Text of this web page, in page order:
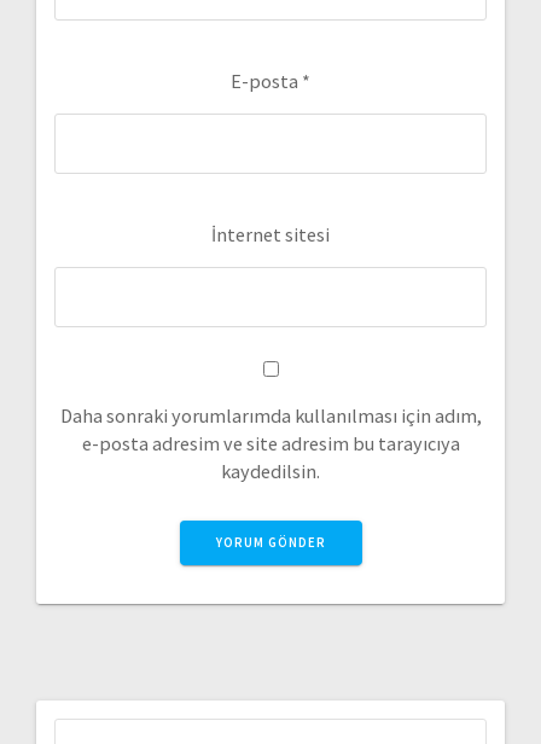
E-posta *
İnternet sitesi
Daha sonraki yorumlarımda kullanılması için adım,
e-posta adresim ve site adresim bu tarayıcıya
kaydedilsin.